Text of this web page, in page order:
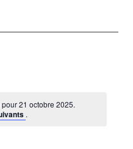
21 octobre 2025.
.